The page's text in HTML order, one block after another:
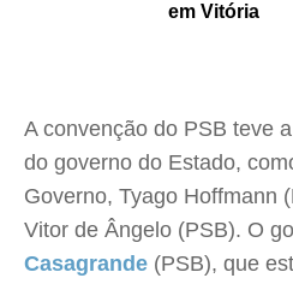
em Vitória
A convenção do PSB teve
do governo do Estado,
Governo, Tyago Hoffmann
Vitor de Ângelo (PSB). O
Casagrande (PSB), que